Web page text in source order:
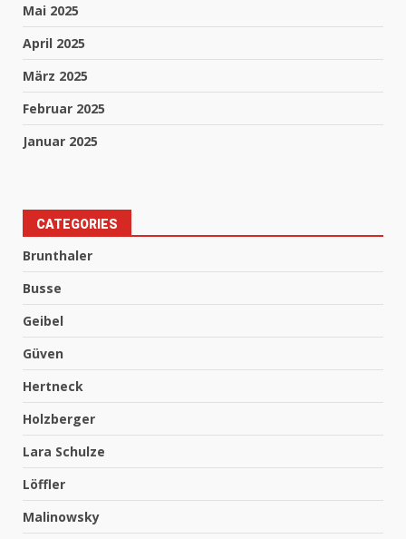
Mai 2025
April 2025
März 2025
Februar 2025
Januar 2025
CATEGORIES
Brunthaler
Busse
Geibel
Güven
Hertneck
Holzberger
Lara Schulze
Löffler
Malinowsky